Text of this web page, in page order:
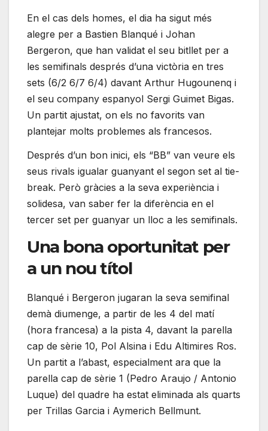
En el cas dels homes, el dia ha sigut més
alegre per a Bastien Blanqué i Johan
Bergeron, que han validat el seu bitllet per a
les semifinals després d’una victòria en tres
sets (6/2 6/7 6/4) davant Arthur Hugounenq i
el seu company espanyol Sergi Guimet Bigas.
Un partit ajustat, on els no favorits van
plantejar molts problemes als francesos.
Després d’un bon inici, els “BB” van veure els
seus rivals igualar guanyant el segon set al tie-
break. Però gràcies a la seva experiència i
solidesa, van saber fer la diferència en el
tercer set per guanyar un lloc a les semifinals.
Una bona oportunitat per
a un nou títol
Blanqué i Bergeron jugaran la seva semifinal
demà diumenge, a partir de les 4 del matí
(hora francesa) a la pista 4, davant la parella
cap de sèrie 10, Pol Alsina i Edu Altimires Ros.
Un partit a l’abast, especialment ara que la
parella cap de sèrie 1 (Pedro Araujo / Antonio
Luque) del quadre ha estat eliminada als quarts
per Trillas Garcia i Aymerich Bellmunt.